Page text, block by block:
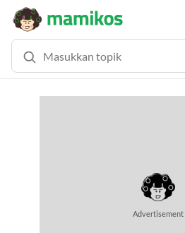
Advertisement